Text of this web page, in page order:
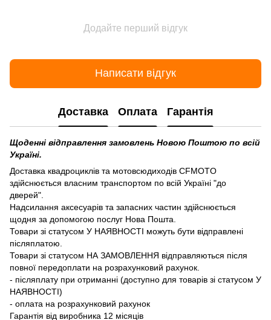
Додайте перший відгук
Написати відгук
Доставка Оплата Гарантія
Щоденні відправлення замовлень Новою Поштою по всій
Україні.
Доставка квадроциклів та мотовсюдиходів CFMOTO
здійснюється власним транспортом по всій Україні "до
дверей".
Надсилання аксесуарів та запасних частин здійснюється
щодня за допомогою послуг Нова Пошта.
Товари зі статусом У НАЯВНОСТІ можуть бути відправлені
післяплатою.
Товари зі статусом НА ЗАМОВЛЕННЯ відправляються після
повної передоплати на розрахунковий рахунок.
- післяплату при отриманні (доступно для товарів зі статусом У
НАЯВНОСТІ)
- оплата на розрахунковий рахунок
Гарантія від виробника 12 місяців